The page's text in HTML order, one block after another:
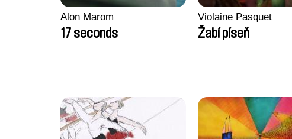
Alon Marom
17 seconds
Violaine Pasquet
Žabí píseň